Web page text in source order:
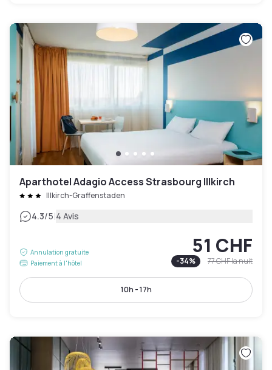
Aparthotel Adagio Access Strasbourg Illkirch
Illkirch-Graffenstaden
4.3/5|4 Avis
Annulation gratuite
Paiement à l'hôtel
51 CHF
-34% 77 CHFla nuit
10h - 17h